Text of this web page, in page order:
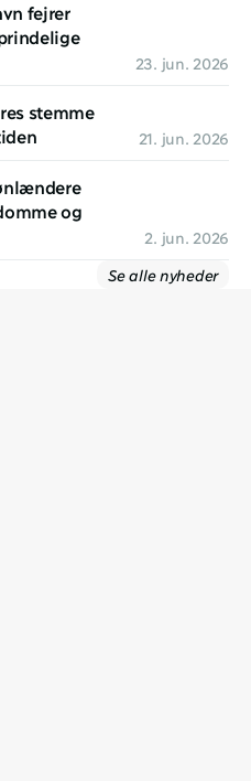
fejrer
23. jun. 2026
stemme
21. jun. 2026
og
2. jun. 2026
Se alle nyheder